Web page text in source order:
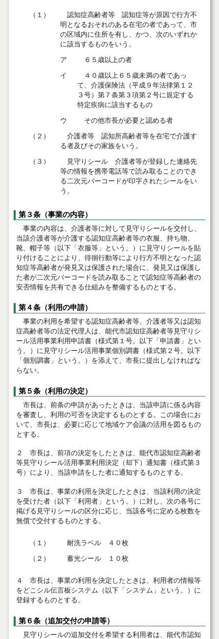
（１）
認知症高齢者等 認知症等が原因で行方不
明となるおそれのある在宅の者であって、市
の区域内に住所を有し、かつ、次のいずれか
に該当するものをいう。
ア ６５歳以上の者
イ
４０歳以上６５歳未満の者であっ
て、介護保険法（平成９年法律第１２
３号）第７条第３項第２号に規定する
特定疾病に該当するもの
ウ その他市長が必要と認める者
（２）
介護者等 認知所高齢者等を在宅で介護す
る者及びその家族をいう。
（３）
見守りシール 介護者等が登録した連絡先
等の情報を携帯電話等で読み取ることのでき
る二次元バーコードが印字されたシールをい
う。
第３条（事業の内容）
事業の内容は、介護者等に対して見守りシールを交付し、
当該介護者等が介護する認知症高齢者等の衣服、持ち物、
靴、帽子等（以下「衣服等」という。）に見守りシールを貼
り付けることにより、徘徊行動等により行方不明となった認
知症等高齢者が発見又は保護された場合に、発見又は保護し
た者が二次元バーコードを読み取ることで認知症等高齢者の
安否情報を共有できる仕組みを整備するものとする。
第４条（利用の申請）
事業の利用を希望する認知症高齢者等、介護者等又は認知
症高齢者等の法定代理人は、能代市認知症高齢者等見守りシ
ール活用事業利用申請書（様式第１号。以下「申請書」とい
う。）に見守りシール活用事業個別調書（様式第２号。以下
「個別調書」という。）を添えて、市長に提出しなければな
らない。
第５条（利用の決定）
市長は、前条の申請があったときは、当該申請に係る内容
を審査し、利用の可否を決定するものとする。この場合にお
いて、市長は、必要に応じて地域ケア会議の活用を図るもの
とする。
２ 市長は、前項の決定をしたときは、能代市認知症高齢者
等見守りシール活用事業利用決定（却下）通知書（様式第３
号）により、当該申請をした者に通知するものとする。
３ 市長は、事業の利用を決定したときは、当該利用の決定
を受けた者（以下「利用者」という。）に対し、次の各号に
掲げる見守りシールの区分に応じ、当該各号に定める枚数を
無償で交付するものとする。
（１） 耐洗ラベル ４０枚
（２） 蓄光シール １０枚
４ 市長は、事業の利用を決定したときは、利用者の情報等
をどこシル伝言板システム（以下「システム」という。）に
登録するものとする。
第６条（追加交付の申請等）
見守りシールの追加交付を希望する利用者は、能代市認知